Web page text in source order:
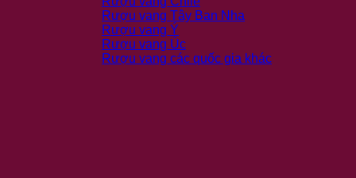
Rượu vang Tây Ban Nha
Rượu vang Ý
Rượu vang Úc
Rượu vang các quốc gia khác